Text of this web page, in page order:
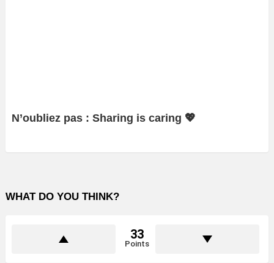
N’oubliez pas : Sharing is caring 💖
WHAT DO YOU THINK?
33
Points